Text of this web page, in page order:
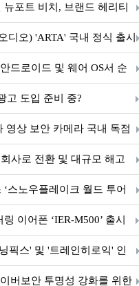
포트 비치, 브랜드 헤리티
디오) 'ARTA' 국내 정식 출시
드로이드 및 웨어 OS서 순
고 도입 준비 중?
영상 보안 카메라 국내 독점
사로 전환 및 대규모 해고
스노우플레이크 월드 투어
이어폰 ‘IER-M500’ 출시
픽스' 및 '트레인히로익' 인
확대
버보안 투명성 강화를 위한